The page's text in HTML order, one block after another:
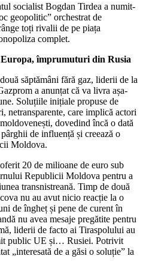
socialist Bogdan Tirdea a numit-
geopolitic” orchestrat de
toți rivalii de pe piața
complet.
împrumuturi din Rusia
săptămâni fără gaz, liderii de la
a anunțat că va livra așa-
Soluțiile inițiale propuse de
netransparente, care implică actori
dovedind încă o dată
de influență și creează o
Moldova.
20 de milioane de euro sub
Republicii Moldova pentru a
transnistreană. Timp de două
nu au avut nicio reacție la o
de îngheț și pene de curent în
nu avea mesaje pregătite pentru
liderii de facto ai Tiraspolului au
public UE și… Rusiei. Potrivit
„interesată de a găsi o soluție” la